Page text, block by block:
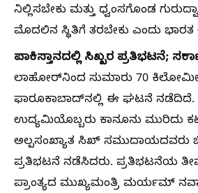
ನಿಲ್ಲಿಸಬೇಕು ಮತ್ತು ಧ್ವಂಸಗೊಂಡ
ಮೊದಲಿನ ಸ್ಥಿತಿಗೆ ತರಬೇಕು ಎಂದು ಭಾರತ
ಪಾಕಿಸ್ತಾನದಲ್ಲಿ ಸಿಖ್ಖರ ಪ್ರತಿಭಟನೆ;
ಲಾಹೋರ್‌ನಿಂದ ಸುಮಾರು 70
ಫಾರೂಕಾಬಾದ್‌ನಲ್ಲಿ ಈ ಘಟನೆ ನಡೆದಿದೆ.
ಉದ್ಯಮಿಯೊಬ್ಬರು ಕಾನೂನು ಮುರಿದು
ಅಲ್ಪಸಂಖ್ಯಾತ ಸಿಖ್ ಸಮುದಾಯದವರು
ಪ್ರತಿಭಟನೆ ನಡೆಸಿದರು. ಪ್ರತಿಭಟನೆಯ
ಪ್ರಾಂತ್ಯದ ಮುಖ್ಯಮಂತ್ರಿ ಮರ್ಯಮ್